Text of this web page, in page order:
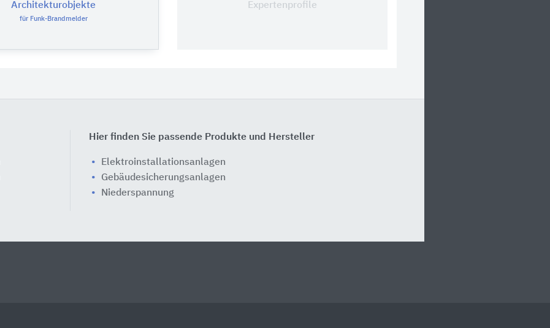
Architekturobjekte
für Funk-Brandmelder
Expertenprofile
Hier finden Sie passende Produkte und Hersteller
Elektroinstallationsanlagen
Gebäudesicherungsanlagen
Niederspannung